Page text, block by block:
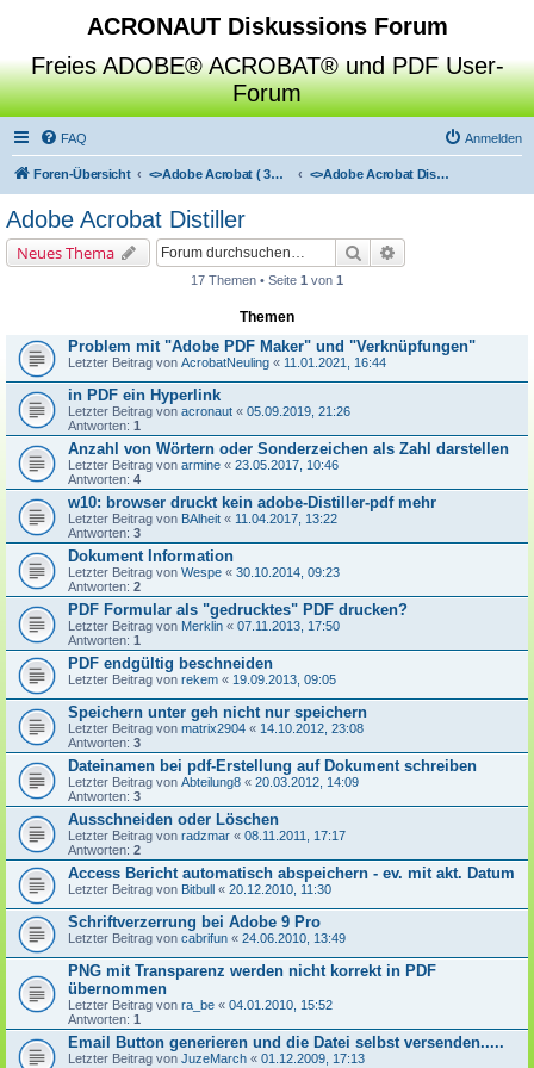
ACRONAUT Diskussions Forum
Freies ADOBE® ACROBAT® und PDF User-
Forum
FAQ Anmelden
Foren-Übersicht <>Adobe Acrobat ( 3D / Professional / Standard / Reader / Distiller ) <>Adobe Acrobat Distiller
Adobe Acrobat Distiller
Neues Thema Suche
17 Themen • Seite 1 von 1
Themen
Problem mit "Adobe PDF Maker" und "Verknüpfungen"
Letzter Beitrag von AcrobatNeuling « 11.01.2021, 16:44
in PDF ein Hyperlink
Letzter Beitrag von acronaut « 05.09.2019, 21:26
Antworten: 1
Anzahl von Wörtern oder Sonderzeichen als Zahl darstellen
Letzter Beitrag von armine « 23.05.2017, 10:46
Antworten: 4
w10: browser druckt kein adobe-Distiller-pdf mehr
Letzter Beitrag von BAlheit « 11.04.2017, 13:22
Antworten: 3
Dokument Information
Letzter Beitrag von Wespe « 30.10.2014, 09:23
Antworten: 2
PDF Formular als "gedrucktes" PDF drucken?
Letzter Beitrag von Merklin « 07.11.2013, 17:50
Antworten: 1
PDF endgültig beschneiden
Letzter Beitrag von rekem « 19.09.2013, 09:05
Speichern unter geh nicht nur speichern
Letzter Beitrag von matrix2904 « 14.10.2012, 23:08
Antworten: 3
Dateinamen bei pdf-Erstellung auf Dokument schreiben
Letzter Beitrag von Abteilung8 « 20.03.2012, 14:09
Antworten: 3
Ausschneiden oder Löschen
Letzter Beitrag von radzmar « 08.11.2011, 17:17
Antworten: 2
Access Bericht automatisch abspeichern - ev. mit akt. Datum
Letzter Beitrag von Bitbull « 20.12.2010, 11:30
Schriftverzerrung bei Adobe 9 Pro
Letzter Beitrag von cabrifun « 24.06.2010, 13:49
PNG mit Transparenz werden nicht korrekt in PDF
übernommen
Letzter Beitrag von ra_be « 04.01.2010, 15:52
Antworten: 1
Email Button generieren und die Datei selbst versenden.....
Letzter Beitrag von JuzeMarch « 01.12.2009, 17:13